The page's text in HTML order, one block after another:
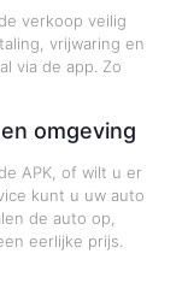
verkoop veilig
vrijwaring en
via de app. Zo
omgeving
APK, of wilt u er
kunt u uw auto
de auto op,
eerlijke prijs.